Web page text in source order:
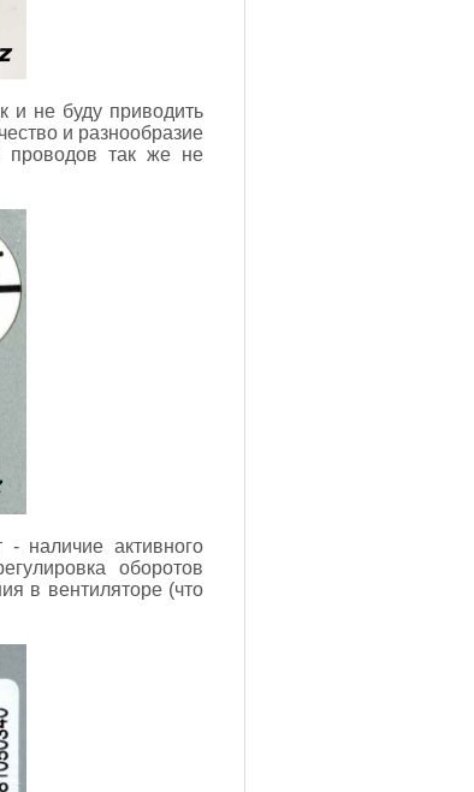
и не буду приводить
и разнообразие
проводов так же не
наличие активного
оборотов
в вентиляторе (что